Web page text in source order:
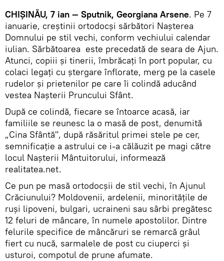
CHIŞINĂU, 7 ian — Sputnik, Georgiana Arsene. Pe 7
ianuarie, creştinii ortodocși sărbători Naşterea
Domnului pe stil vechi, conform vechiului calendar
iulian. Sărbătoarea este precedată de seara de Ajun.
Atunci, copiii şi tinerii, îmbrăcaţi în port popular, cu
colaci legaţi cu ştergare înflorate, merg pe la casele
rudelor şi prietenilor pe care îi colindă aducând
vestea Naşterii Pruncului Sfânt.
După ce colindă, fiecare se întoarce acasă, iar
familiile se reunesc la o masă de post, denumită
„Cina Sfântă", după răsăritul primei stele pe cer,
semnificaţie a astrului ce i-a călăuzit pe magi către
locul Naşterii Mântuitorului, informează
realitatea.net.
Ce pun pe masă ortodocşii de stil vechi, în Ajunul
Crăciunului? Moldovenii, ardelenii, minorităţile de
ruşi lipoveni, bulgari, ucraineni sau sârbi pregătesc
12 feluri de mâncare, în numele apostolilor. Dintre
felurile specifice de mâncăruri se remarcă grâul
fiert cu nucă, sarmalele de post cu ciuperci şi
usturoi, compotul de prune afumate.